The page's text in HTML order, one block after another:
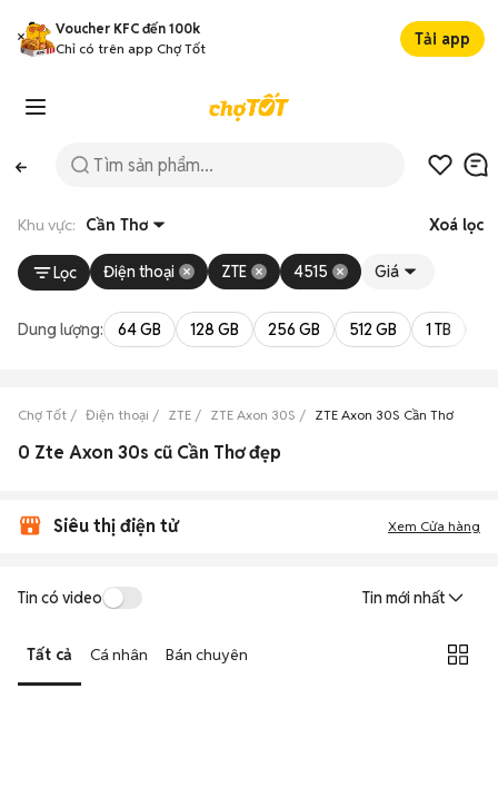
Voucher KFC đến 100k
Chỉ có trên app Chợ Tốt
Tải app
Khu vực: Cần Thơ Xoá lọc
Lọc Điện thoại ZTE 4515 Giá
Dung lượng: 64 GB 128 GB 256 GB 512 GB 1 TB
Chợ Tốt Điện thoại ZTE ZTE Axon 30S ZTE Axon 30S Cần Thơ
0 Zte Axon 30s cũ Cần Thơ đẹp
Siêu thị điện tử Xem Cửa hàng
Tin có video Tin mới nhất
Tất cả Cá nhân Bán chuyên